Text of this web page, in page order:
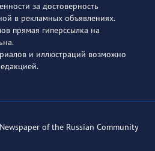
за достоверность
в рекламных объявлениях.
прямая гиперссылка на
и иллюстраций возможно
of the Russian Community